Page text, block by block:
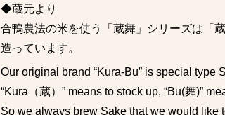
◆蔵元より
合鴨農法の米を使う「蔵舞」シリーズは「
造っています。
Our original brand “Kura-Bu” is special type
“Kura（蔵）” means to stock up, “Bu(舞)”
So we always brew Sake that we would like